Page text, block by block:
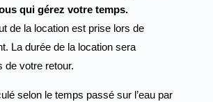
qui gérez votre temps.
de la location est prise lors de
La durée de la location sera
de votre retour.
selon le temps passé sur l’eau par